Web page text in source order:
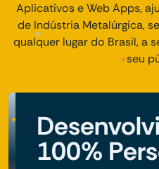
Aplicativos e Web Apps,
de Indústria Metalúrgica,
qualquer lugar do Brasil, a
seu
100%